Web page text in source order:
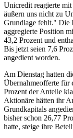
Unicredit reagierte
äußern uns nicht zu
Grundlage fehlt." Die
aggregierte Position
43,2 Prozent und
Bis jetzt seien 7,6
angedient worden.
Am Dienstag hatten
Übernahmeofferte für
Prozent der Anteile
Aktionäre hätten ihr
Grundkapitals
bisher schon 26,77
hatte, steige ihre